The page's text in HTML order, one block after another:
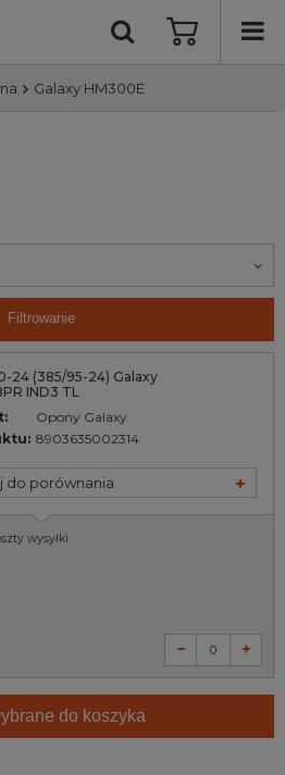
Galaxy HM300E
Filtrowanie
24 (385/95-24) Galaxy
IND3 TL
Opony Galaxy
8903635002314
do porównania
wysyłki
do koszyka